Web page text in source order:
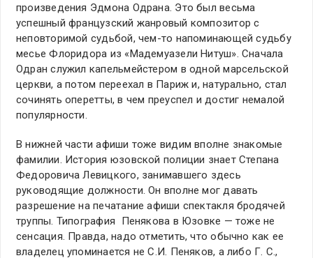
произведения Эдмона Одрана. Это был весьма
успешный французский жанровый композитор с
неповторимой судьбой, чем-то напоминающей судьбу
месье Флоридора из «Мадемуазели Нитуш». Сначала
Одран служил капельмейстером в одной марсельской
церкви, а потом переехал в Париж и, натурально, стал
сочинять оперетты, в чем преуспел и достиг немалой
популярности.
В нижней части афиши тоже видим вполне знакомые
фамилии. История юзовской полиции знает Степана
Федоровича Левицкого, занимавшего здесь
руководящие должности. Он вполне мог давать
разрешение на печатание афиши спектакля бродячей
труппы. Типография Пенякова в Юзовке — тоже не
сенсация. Правда, надо отметить, что обычно как ее
владелец упоминается не С.И. Пеняков, а либо Г. С.,